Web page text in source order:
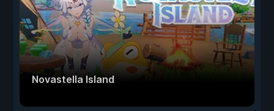
Novastella Island